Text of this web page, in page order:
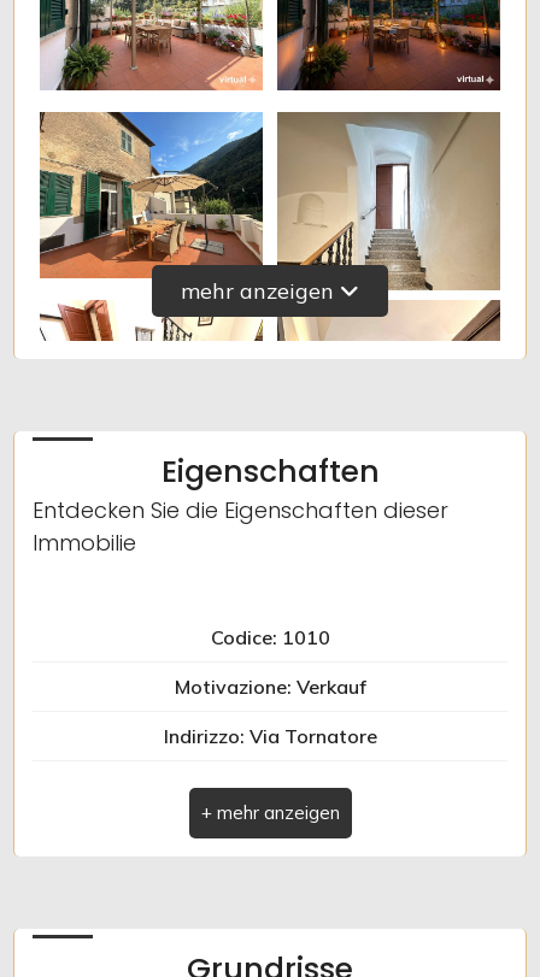
mehr anzeigen
Eigenschaften
Entdecken Sie die Eigenschaften dieser
Immobilie
Codice: 1010
Motivazione: Verkauf
Indirizzo: Via Tornatore
Comune: Zuccarello
Totale_mq: 185 m2